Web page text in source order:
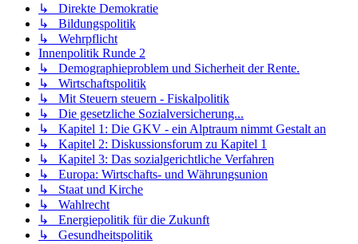
↳ Direkte Demokratie
↳ Bildungspolitik
↳ Wehrpflicht
Innenpolitik Runde 2
↳ Demographieproblem und Sicherheit der Rente.
↳ Wirtschaftspolitik
↳ Mit Steuern steuern - Fiskalpolitik
↳ Die gesetzliche Sozialversicherung...
↳ Kapitel 1: Die GKV - ein Alptraum nimmt Gestalt an
↳ Kapitel 2: Diskussionsforum zu Kapitel 1
↳ Kapitel 3: Das sozialgerichtliche Verfahren
↳ Europa: Wirtschafts- und Währungsunion
↳ Staat und Kirche
↳ Wahlrecht
↳ Energiepolitik für die Zukunft
↳ Gesundheitspolitik